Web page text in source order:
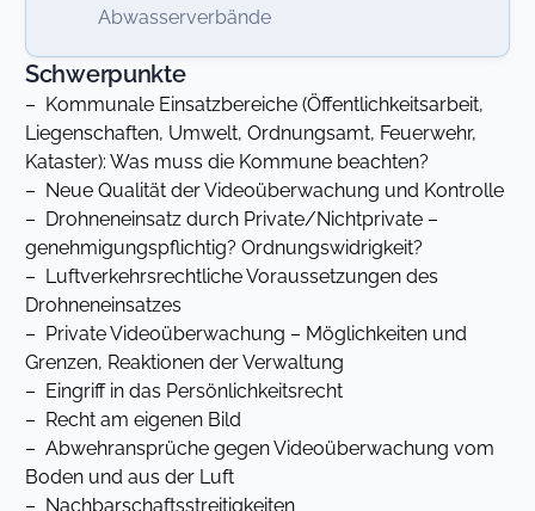
Abwasserverbände
Schwerpunkte
– Kommunale Einsatzbereiche (Öffentlichkeitsarbeit,
Liegenschaften, Umwelt, Ordnungsamt, Feuerwehr,
Kataster): Was muss die Kommune beachten?
– Neue Qualität der Videoüberwachung und Kontrolle
– Drohneneinsatz durch Private/Nichtprivate –
genehmigungspflichtig? Ordnungswidrigkeit?
– Luftverkehrsrechtliche Voraussetzungen des
Drohneneinsatzes
– Private Videoüberwachung – Möglichkeiten und
Grenzen, Reaktionen der Verwaltung
– Eingriff in das Persönlichkeitsrecht
– Recht am eigenen Bild
– Abwehransprüche gegen Videoüberwachung vom
Boden und aus der Luft
– Nachbarschaftsstreitigkeiten